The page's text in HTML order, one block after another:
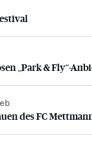
„Park & Fly“-
„Park & Fly“-
des FC
des FC